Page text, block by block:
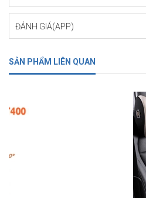
ĐÁNH GIÁ(APP)
SẢN PHẨM LIÊN QUAN